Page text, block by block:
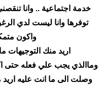
خدمة اجتماعية .. وانا
توفرها وانا ليست لدي
واكون
اريد منك التوجيهات
وماالذي يجب علي فعله حتى
وصلت الى ما انت عليه اريد